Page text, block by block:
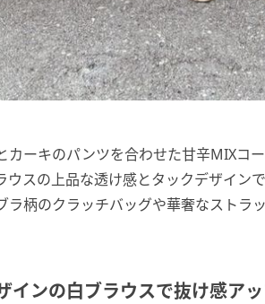
カーキのパンツを合わせた甘辛MIXコ
ウスの上品な透け感とタックデザイン
ラ柄のクラッチバッグや華奢なストラ
インの白ブラウスで抜け感ア